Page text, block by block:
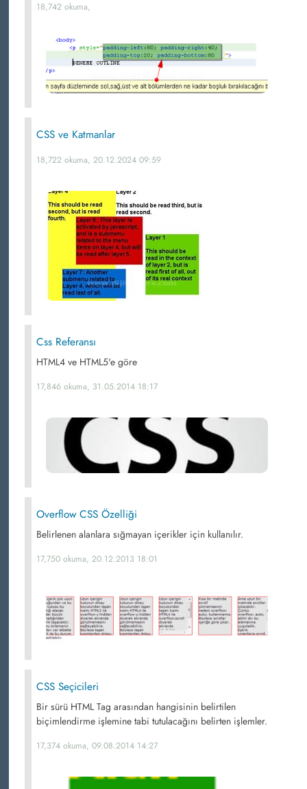
18,742 okuma,
CSS ve Katmanlar
18,722 okuma, 20.12.2024 09:59
Css Referansı
HTML4 ve HTML5'e göre
17,846 okuma, 31.05.2014 18:17
Overflow CSS Özelliği
Belirlenen alanlara sığmayan içerikler için kullanılır.
17,750 okuma, 20.12.2013 18:01
CSS Seçicileri
Bir sürü HTML Tag arasından hangisinin belirtilen
biçimlendirme işlemine tabi tutulacağını belirten işlemler.
17,374 okuma, 09.08.2014 14:27